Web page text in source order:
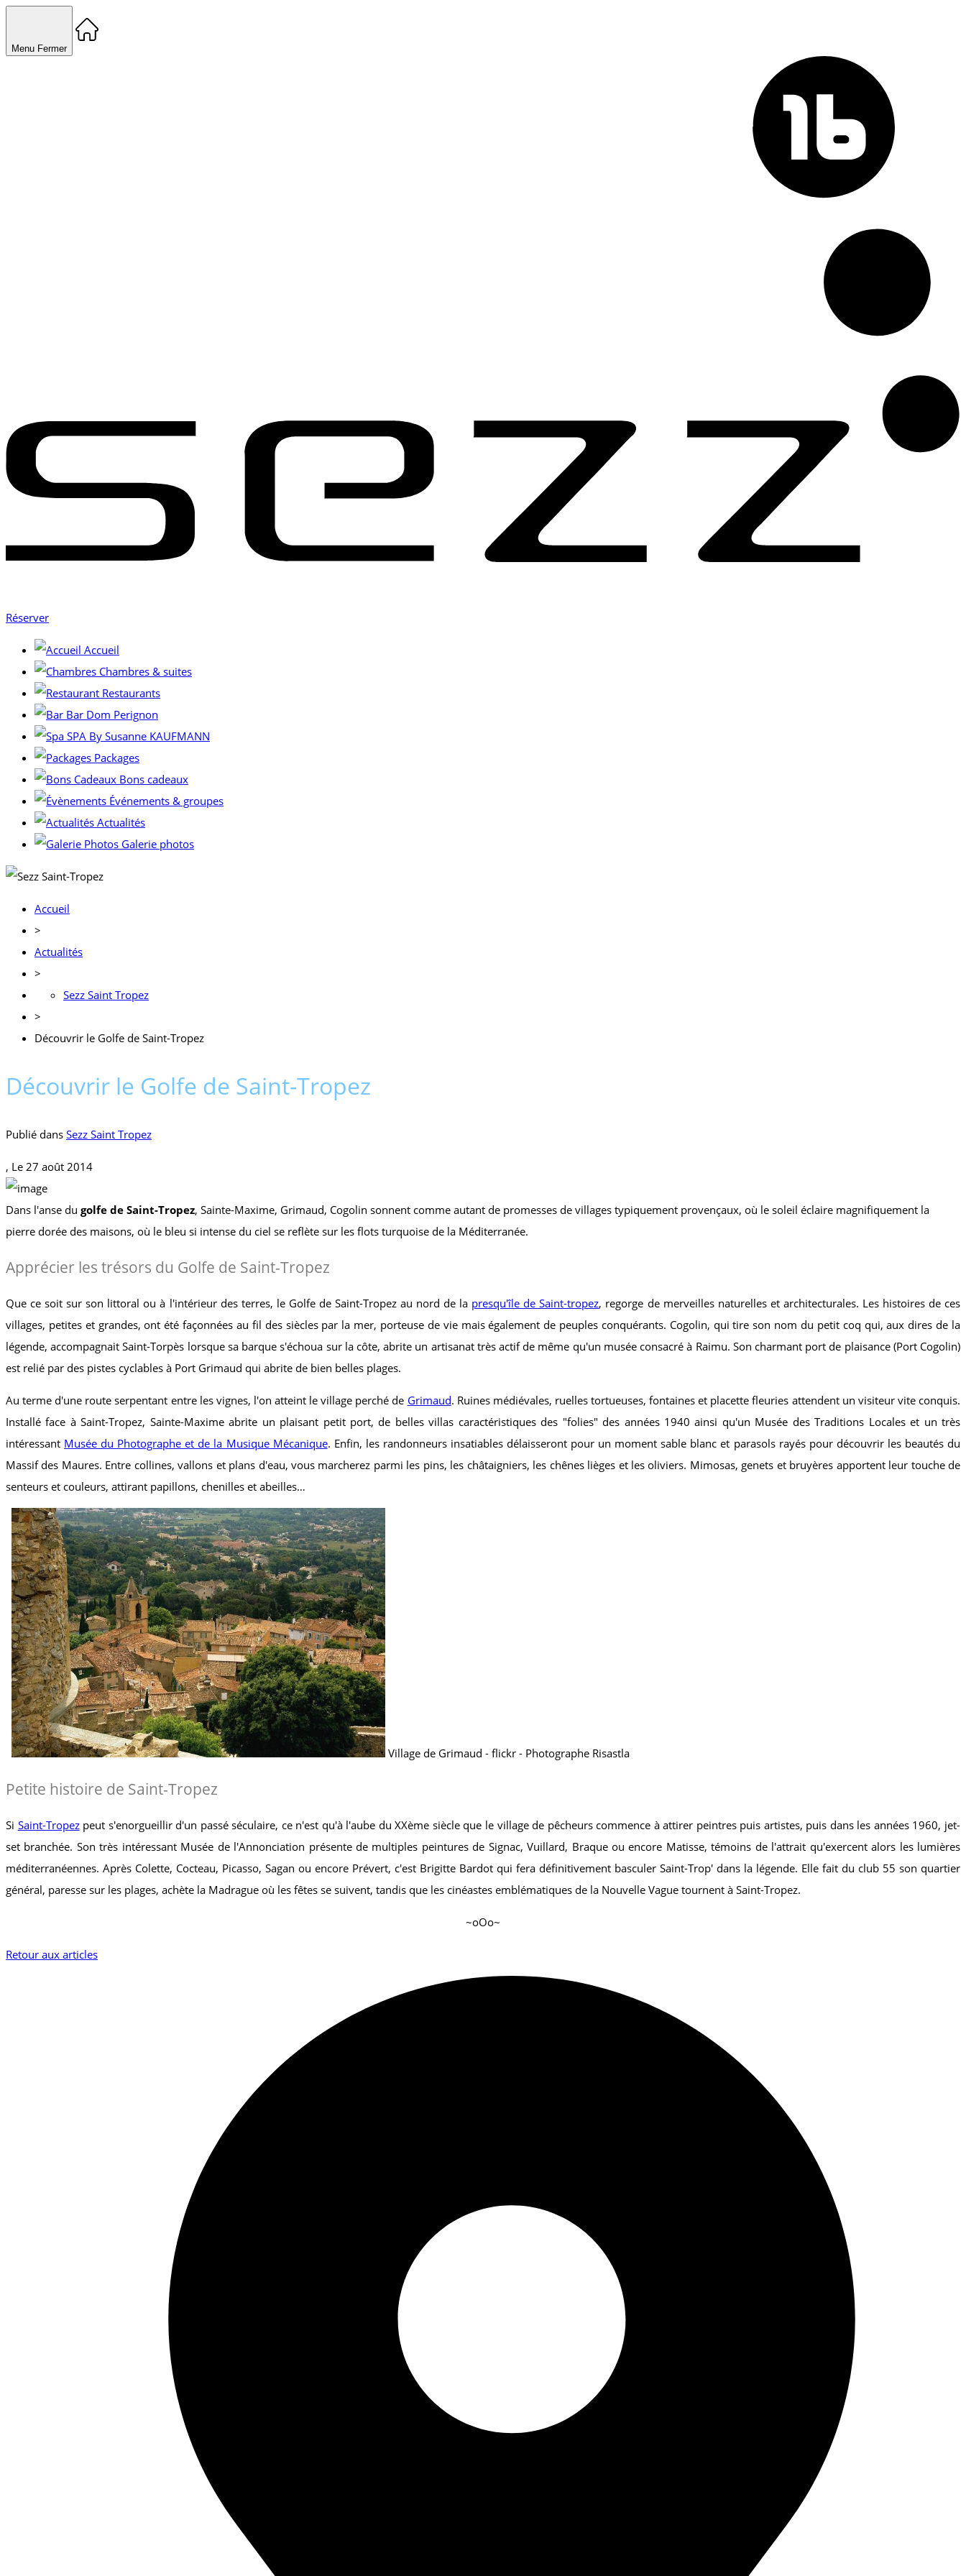
Menu Fermer
Réserver
Accueil
Chambres & suites
Restaurants
Bar Dom Perignon
SPA By Susanne KAUFMANN
Packages
Bons cadeaux
Événements & groupes
Actualités
Galerie photos
Accueil
>
Actualités
>
Sezz Saint Tropez
>
Découvrir le Golfe de Saint-Tropez
Découvrir le Golfe de Saint-Tropez
Publié dans Sezz Saint Tropez
, Le 27 août 2014
Dans l'anse du golfe de Saint-Tropez, Sainte-Maxime, Grimaud, Cogolin sonnent comme autant de promesses de villages typiquement provençaux, où le soleil éclaire magnifiquement la
pierre dorée des maisons, où le bleu si intense du ciel se reflète sur les flots turquoise de la Méditerranée.
Apprécier les trésors du Golfe de Saint-Tropez
Que ce soit sur son littoral ou à l'intérieur des terres, le Golfe de Saint-Tropez au nord de la presqu'île de Saint-tropez, regorge de merveilles naturelles et architecturales. Les histoires de ces
villages, petites et grandes, ont été façonnées au fil des siècles par la mer, porteuse de vie mais également de peuples conquérants. Cogolin, qui tire son nom du petit coq qui, aux dires de la
légende, accompagnait Saint-Torpès lorsque sa barque s'échoua sur la côte, abrite un artisanat très actif de même qu'un musée consacré à Raimu. Son charmant port de plaisance (Port Cogolin)
est relié par des pistes cyclables à Port Grimaud qui abrite de bien belles plages.
Au terme d'une route serpentant entre les vignes, l'on atteint le village perché de Grimaud. Ruines médiévales, ruelles tortueuses, fontaines et placette fleuries attendent un visiteur vite conquis.
Installé face à Saint-Tropez, Sainte-Maxime abrite un plaisant petit port, de belles villas caractéristiques des "folies" des années 1940 ainsi qu'un Musée des Traditions Locales et un très
intéressant Musée du Photographe et de la Musique Mécanique. Enfin, les randonneurs insatiables délaisseront pour un moment sable blanc et parasols rayés pour découvrir les beautés du
Massif des Maures. Entre collines, vallons et plans d'eau, vous marcherez parmi les pins, les châtaigniers, les chênes lièges et les oliviers. Mimosas, genets et bruyères apportent leur touche de
senteurs et couleurs, attirant papillons, chenilles et abeilles…
Village de Grimaud - flickr - Photographe Risastla
Petite histoire de Saint-Tropez
Si Saint-Tropezpeut s'enorgueillir d'un passé séculaire, ce n'est qu'à l'aube du XXème siècle que le village de pêcheurs commence à attirer peintres puis artistes, puis dans les années 1960, jet-
set branchée. Son très intéressant Musée de l'Annonciation présente de multiples peintures de Signac, Vuillard, Braque ou encore Matisse, témoins de l'attrait qu'exercent alors les lumières
méditerranéennes. Après Colette, Cocteau, Picasso, Sagan ou encore Prévert, c'est Brigitte Bardot qui fera définitivement basculer Saint-Trop' dans la légende. Elle fait du club 55 son quartier
général, paresse sur les plages, achète la Madrague où les fêtes se suivent, tandis que les cinéastes emblématiques de la Nouvelle Vague tournent à Saint-Tropez.
~oOo~
Retour aux articles